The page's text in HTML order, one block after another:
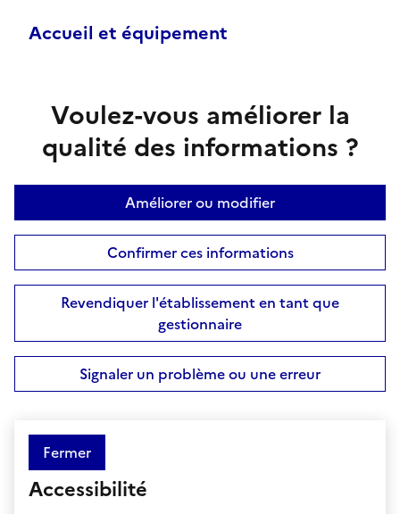
Accueil et équipement
Voulez-vous améliorer la
qualité des informations ?
Améliorer ou modifier
Confirmer ces informations
Revendiquer l'établissement en tant que
gestionnaire
Signaler un problème ou une erreur
Fermer
Accessibilité